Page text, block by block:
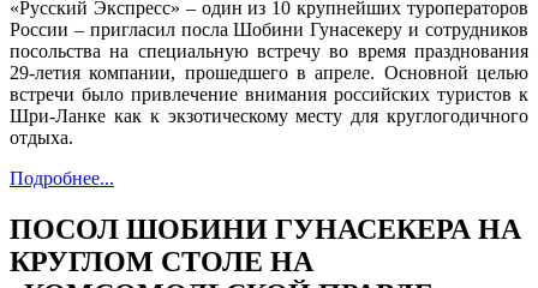
«Русский Экспресс» – один из 10 крупнейших туроператоров
России – пригласил посла Шобини Гунасекеру и сотрудников
посольства на специальную встречу во время празднования
29-летия компании, прошедшего в апреле. Основной целью
встречи было привлечение внимания российских туристов к
Шри-Ланке как к экзотическому месту для круглогодичного
отдыха.
Подробнее...
ПОСОЛ ШОБИНИ ГУНАСЕКЕРА НА
КРУГЛОМ СТОЛЕ НА